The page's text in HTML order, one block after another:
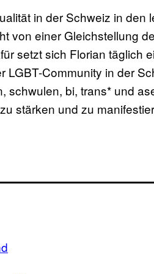
in der Schweiz in den
von einer Gleichstellung
setzt sich Florian täglich
LGBT-Community in der
schwulen, bi, trans* und
stärken und zu